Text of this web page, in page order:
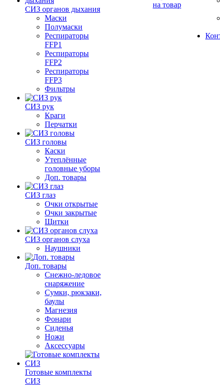
СИЗ органов дыхания
Маски
Полумаски
Респираторы
FFP1
Респираторы
FFP2
Респираторы
FFP3
Фильтры
СИЗ рук
Краги
Перчатки
СИЗ головы
Каски
Утеплённые
головные уборы
Доп. товары
СИЗ глаз
Очки открытые
Очки закрытые
Щитки
СИЗ органов слуха
Наушники
Доп. товары
Снежно-ледовое
снаряжение
Сумки, рюкзаки,
баулы
Магнезия
Фонари
Сиденья
Ножи
Аксессуары
Готовые комплекты
СИЗ
на товар